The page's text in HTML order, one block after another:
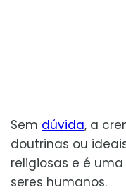
Sem dúvida, a
doutrinas ou
religiosas e é
seres humanos.